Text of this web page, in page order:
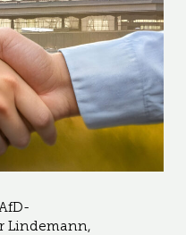
Lindemann,